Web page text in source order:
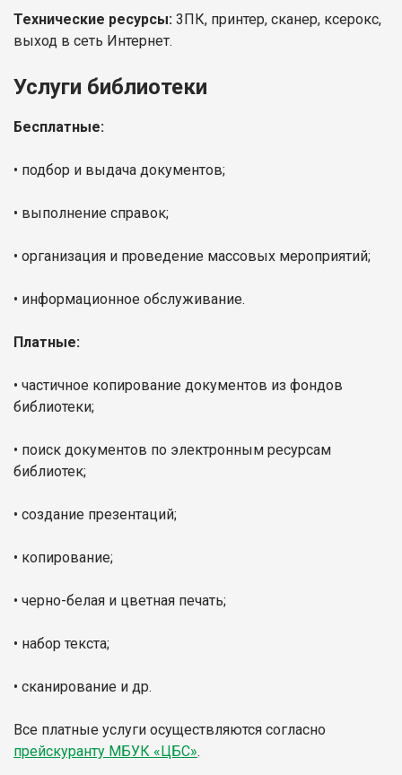
Технические ресурсы: 3ПК, принтер, сканер, ксерокс,
выход в сеть Интернет.
Услуги библиотеки
Бесплатные:
• подбор и выдача документов;
• выполнение справок;
• организация и проведение массовых мероприятий;
• информационное обслуживание.
Платные:
• частичное копирование документов из фондов
библиотеки;
• поиск документов по электронным ресурсам
библиотек;
• создание презентаций;
• копирование;
• черно-белая и цветная печать;
• набор текста;
• сканирование и др.
Все платные услуги осуществляются согласно
прейскуранту МБУК «ЦБС».